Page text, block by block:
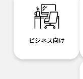
ビジネス向け